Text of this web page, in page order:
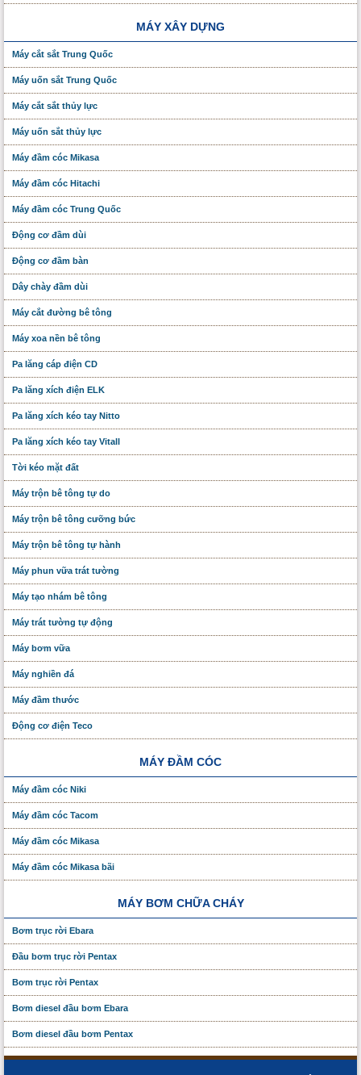
MÁY XÂY DỰNG
Máy cắt sắt Trung Quốc
Máy uốn sắt Trung Quốc
Máy cắt sắt thủy lực
Máy uốn sắt thủy lực
Máy đầm cóc Mikasa
Máy đầm cóc Hitachi
Máy đầm cóc Trung Quốc
Động cơ đầm dùi
Động cơ đầm bàn
Dây chày đầm dùi
Máy cắt đường bê tông
Máy xoa nền bê tông
Pa lăng cáp điện CD
Pa lăng xích điện ELK
Pa lăng xích kéo tay Nitto
Pa lăng xích kéo tay Vitall
Tời kéo mặt đất
Máy trộn bê tông tự do
Máy trộn bê tông cưỡng bức
Máy trộn bê tông tự hành
Máy phun vữa trát tường
Máy tạo nhám bê tông
Máy trát tường tự động
Máy bơm vữa
Máy nghiền đá
Máy đầm thước
Động cơ điện Teco
MÁY ĐẦM CÓC
Máy đầm cóc Niki
Máy đầm cóc Tacom
Máy đầm cóc Mikasa
Máy đầm cóc Mikasa bãi
MÁY BƠM CHỮA CHÁY
Bơm trục rời Ebara
Đầu bơm trục rời Pentax
Bơm trục rời Pentax
Bơm diesel đầu bơm Ebara
Bơm diesel đầu bơm Pentax